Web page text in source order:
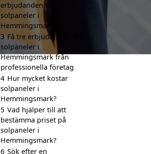
erbjudanden för
solpaneler i
Hemmingsmark
3 Få tre erbjudanden för
solpaneler i
Hemmingsmark från
professionella företag
4 Hur mycket kostar
solpaneler i
Hemmingsmark?
5 Vad hjälper till att
bestämma priset på
solpaneler i
Hemmingsmark?
6 Sök efter en